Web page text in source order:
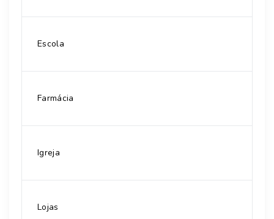
Escola
Farmácia
Igreja
Lojas